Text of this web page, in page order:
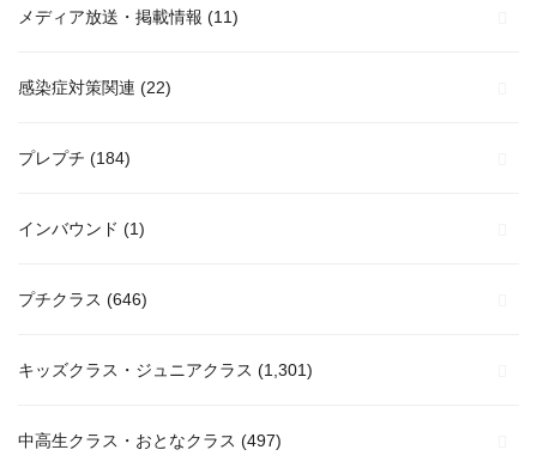
メディア放送・掲載情報 (11)
感染症対策関連 (22)
プレプチ (184)
インバウンド (1)
プチクラス (646)
キッズクラス・ジュニアクラス (1,301)
中高生クラス・おとなクラス (497)